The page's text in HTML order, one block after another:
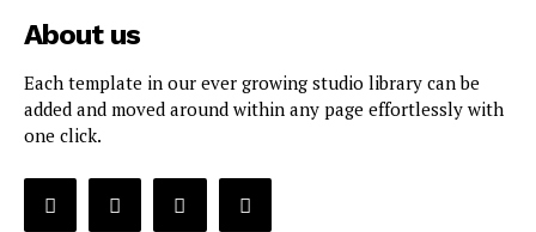
About us
Each template in our ever growing studio library can be
added and moved around within any page effortlessly with
one click.